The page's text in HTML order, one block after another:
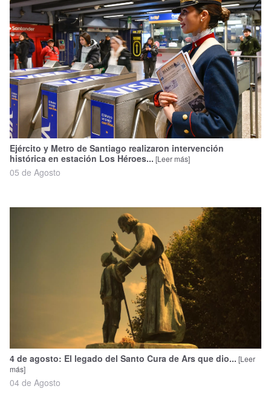
Economía
Entrevistas
Nacional
Política
Regional
Ejército y Metro de Santiago realizaron intervención
histórica en estación Los Héroes... [Leer más]
05 de Agosto
4 de agosto: El legado del Santo Cura de Ars que dio... [Leer
más]
04 de Agosto